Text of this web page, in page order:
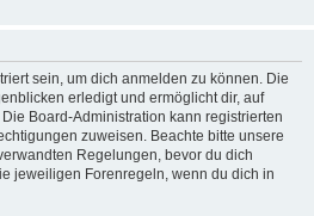
sein, um dich anmelden zu können. Die
erledigt und ermöglicht dir, auf
Board-Administration kann registrierten
zuweisen. Beachte bitte unsere
Regelungen, bevor du dich
jeweiligen Forenregeln, wenn du dich in